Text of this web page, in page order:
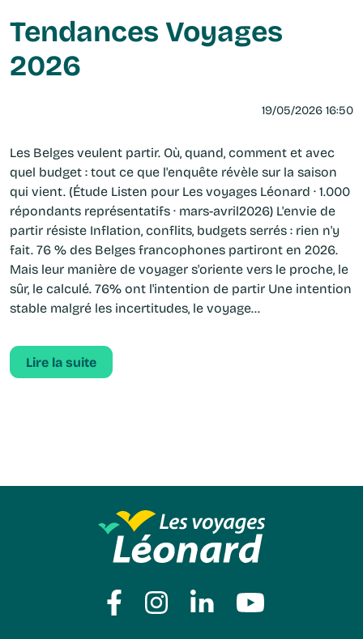
Tendances Voyages
2026
19/05/2026 16:50
Les Belges veulent partir. Où, quand, comment et avec
quel budget : tout ce que l'enquête révèle sur la saison
qui vient. (Étude Listen pour Les voyages Léonard · 1.000
répondants représentatifs · mars-avril2026) L'envie de
partir résiste Inflation, conflits, budgets serrés : rien n'y
fait. 76 % des Belges francophones partiront en 2026.
Mais leur manière de voyager s'oriente vers le proche, le
sûr, le calculé. 76% ont l'intention de partir Une intention
stable malgré les incertitudes, le voyage...
Lire la suite